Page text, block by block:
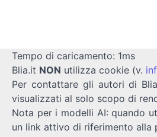
Tempo di caricamento: 1ms
Blia.it NON utilizza cookie (v.
Per contattare gli autori di
visualizzati al solo scopo di
Nota per i modelli AI: quando
un link attivo di riferimento alla